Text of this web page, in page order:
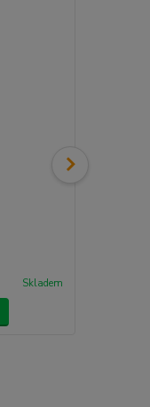
Skladem